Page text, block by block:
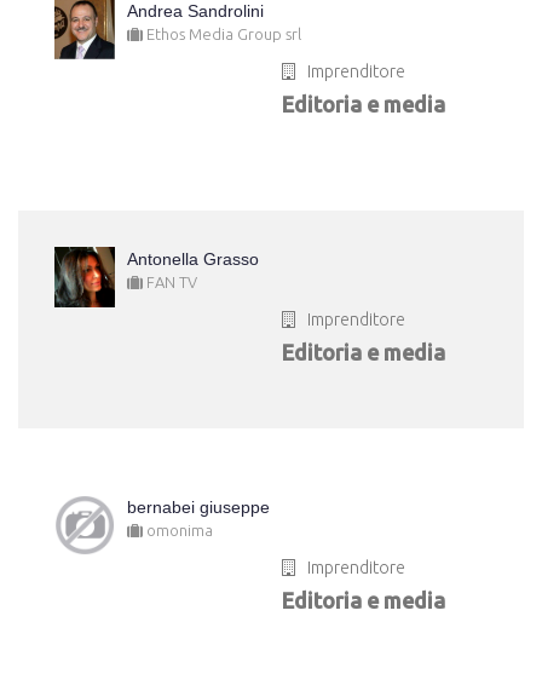
Andrea Sandrolini
Ethos Media Group srl
Imprenditore
Editoria e media
Antonella Grasso
FAN TV
Imprenditore
Editoria e media
bernabei giuseppe
omonima
Imprenditore
Editoria e media